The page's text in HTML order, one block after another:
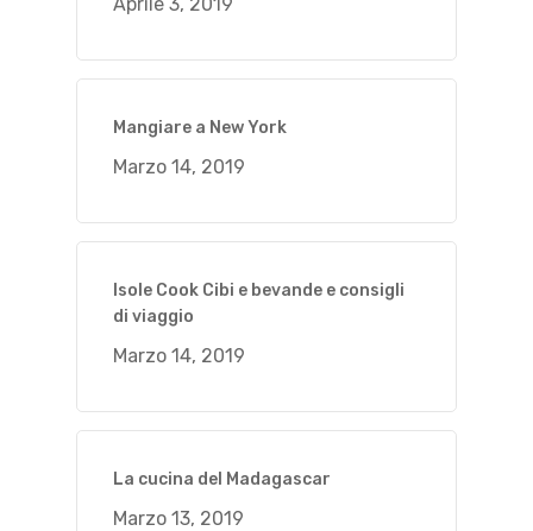
Mangiare a New York
Marzo 14, 2019
Isole Cook Cibi e bevande e consigli
di viaggio
Marzo 14, 2019
La cucina del Madagascar
Marzo 13, 2019